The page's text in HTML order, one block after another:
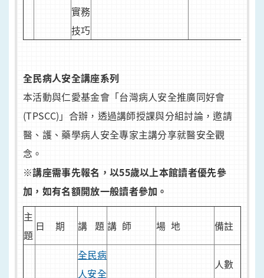
實務
技巧
全民病人安全講座系列
本活動與仁愛基金會「台灣病人安全推廣同好會
(TPSCC)」合辦，透過講師授課與分組討論，邀請
醫、護、藥學病人安全專家主講分享就醫安全觀
念。
※講座需事先報名，以55歲以上本館讀者優先參
加，如有名額開放一般讀者參加。
主
題
日 期 講 題 講 師 場 地 備註
全民病
人安全
人數